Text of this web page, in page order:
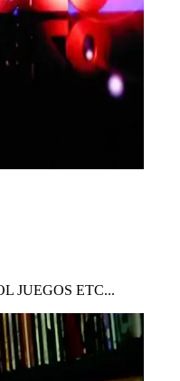
JUEGOS ETC...